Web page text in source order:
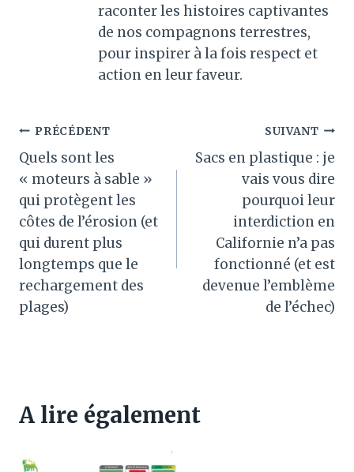
raconter les histoires captivantes
de nos compagnons terrestres,
pour inspirer à la fois respect et
action en leur faveur.
Navigation
de
l’article
PRÉCÉDENT
Quels sont les
« moteurs à sable »
qui protègent les
côtes de l’érosion (et
qui durent plus
longtemps que le
rechargement des
plages)
SUIVANT
Sacs en plastique : je
vais vous dire
pourquoi leur
interdiction en
Californie n’a pas
fonctionné (et est
devenue l’emblème
de l’échec)
A lire également